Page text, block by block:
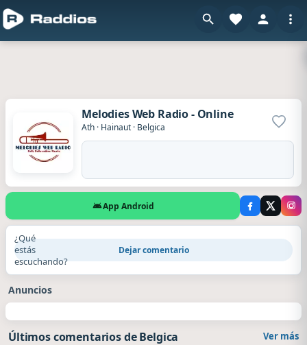
Melodies Web Radio - Online
Ath · Hainaut · Belgica
App Android
¿Qué
estás
escuchando?
Dejar comentario
Anuncios
Últimos comentarios de Belgica Ver más